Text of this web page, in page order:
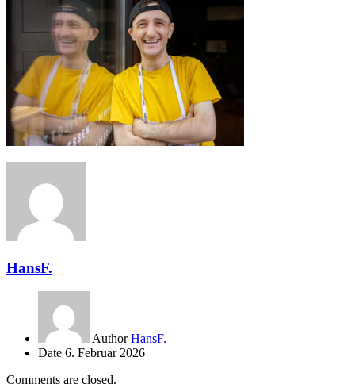
HansF.
Author HansF.
Date 6. Februar 2026
Comments are closed.